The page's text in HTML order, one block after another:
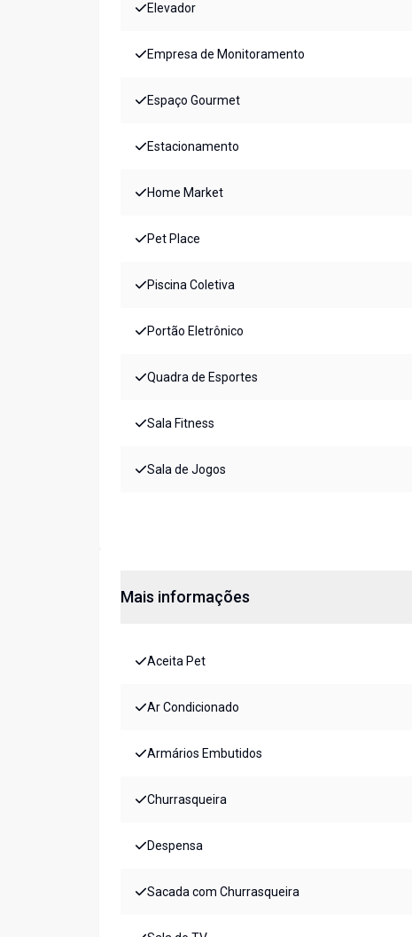
Elevador
Empresa de Monitoramento
Espaço Gourmet
Estacionamento
Home Market
Pet Place
Piscina Coletiva
Portão Eletrônico
Quadra de Esportes
Sala Fitness
Sala de Jogos
Mais informações
Aceita Pet
Ar Condicionado
Armários Embutidos
Churrasqueira
Despensa
Sacada com Churrasqueira